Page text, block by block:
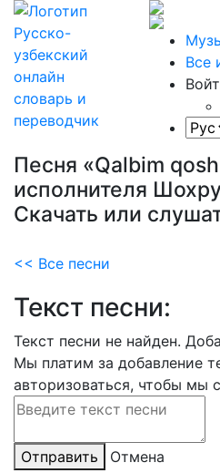
Все
Песня «Qalbim
исполнителя
Скачать или
<< Все песни
Текст песни:
Текст песни не найден.
Мы платим за добавление
авторизоваться, чтобы мы
Отправить Отмена